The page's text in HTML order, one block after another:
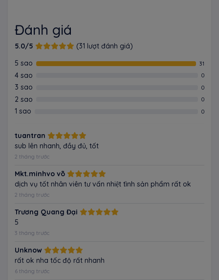
Đánh giá
5.0/5
(31 lượt đánh giá)
5 sao
31
4 sao 0
3 sao 0
2 sao 0
1 sao 0
tuantran
sub lên nhanh, đầy đủ, tốt
2 tháng trước
Mkt.minhvo võ
dịch vụ tốt nhân viên tư vấn nhiệt tình sản phẩm rất ok
2 tháng trước
Trương Quang Đại
5
3 tháng trước
Unknow
rất ok nha tốc độ rất nhanh
6 tháng trước